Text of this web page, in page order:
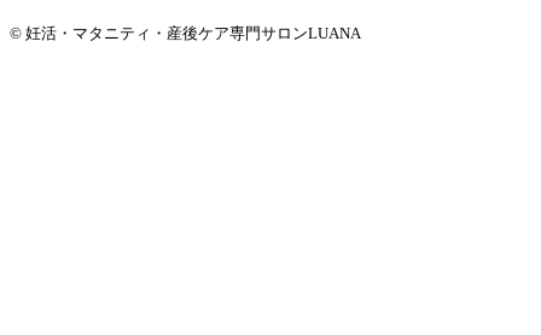
© 妊活・マタニティ・産後ケア専門サロンLUANA